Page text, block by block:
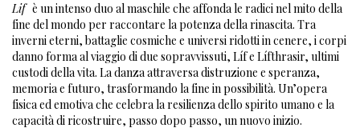
Lif è un intenso duo al maschile che affonda le radici nel mito della
fine del mondo per raccontare la potenza della rinascita. Tra
inverni eterni, battaglie cosmiche e universi ridotti in cenere, i corpi
danno forma al viaggio di due sopravvissuti, Líf e Lífthrasir, ultimi
custodi della vita. La danza attraversa distruzione e speranza,
memoria e futuro, trasformando la fine in possibilità. Un’opera
fisica ed emotiva che celebra la resilienza dello spirito umano e la
capacità di ricostruire, passo dopo passo, un nuovo inizio.